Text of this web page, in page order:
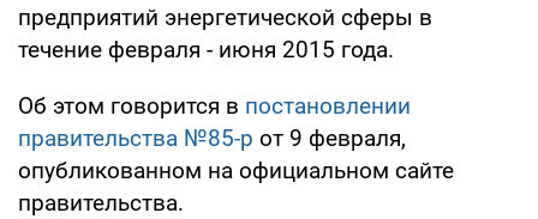
предприятий энергетической сферы в
течение февраля - июня 2015 года.
Об этом говорится в постановлении
правительства №85-р от 9 февраля,
опубликованном на официальном сайте
правительства.